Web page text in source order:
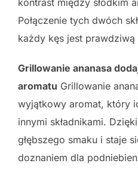
Połączenie tych dwóch
każdy kęs jest
Grillowanie ananasa
aromatu Grillowanie
wyjątkowy aromat, który
innymi składnikami.
głębszego smaku i staje
doznaniem dla